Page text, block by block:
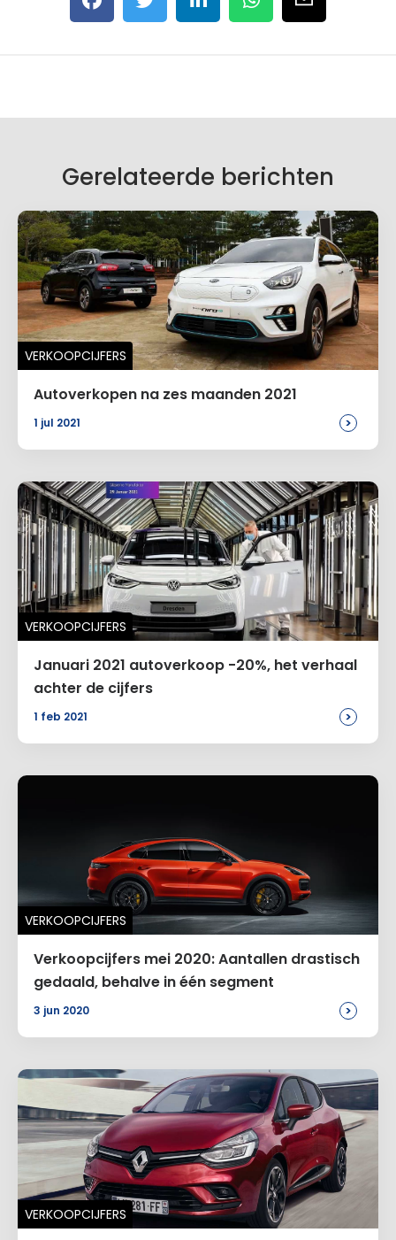
Gerelateerde berichten
VERKOOPCIJFERS
Autoverkopen na zes maanden 2021
1 jul 2021 >
VERKOOPCIJFERS
Januari 2021 autoverkoop -20%, het verhaal
achter de cijfers
1 feb 2021 >
VERKOOPCIJFERS
Verkoopcijfers mei 2020: Aantallen drastisch
gedaald, behalve in één segment
3 jun 2020 >
VERKOOPCIJFERS